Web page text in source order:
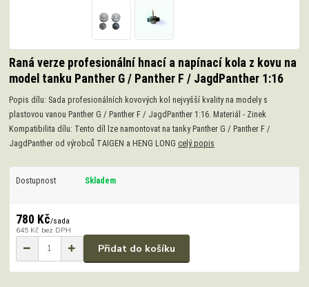
Raná verze profesionální hnací a napínací kola z kovu na
model tanku Panther G / Panther F / JagdPanther 1:16
Popis dílu: Sada profesionálních kovových kol nejvyšší kvality na modely s
plastovou vanou Panther G / Panther F / JagdPanther 1:16. Materiál - Zinek
Kompatibilita dílu: Tento díl lze namontovat na tanky Panther G / Panther F /
JagdPanther od výrobců TAIGEN a HENG LONG celý popis
Dostupnost Skladem
780 Kč/sada
645 Kč bez DPH
Přidat do košíku